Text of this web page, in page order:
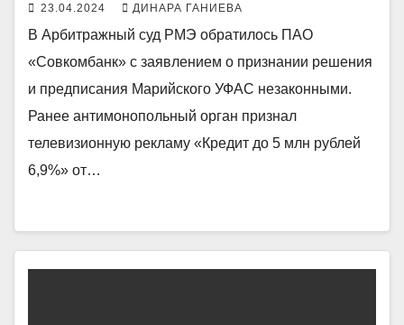
23.04.2024 ДИНАРА ГАНИЕВА
В Арбитражный суд РМЭ обратилось ПАО
«Совкомбанк» с заявлением о признании решения
и предписания Марийского УФАС незаконными.
Ранее антимонопольный орган признал
телевизионную рекламу «Кредит до 5 млн рублей
6,9%» от…